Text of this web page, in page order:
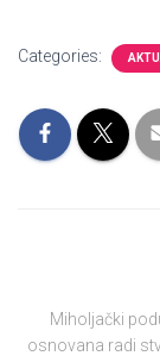
Categories:
Miholjački
osnovana radi